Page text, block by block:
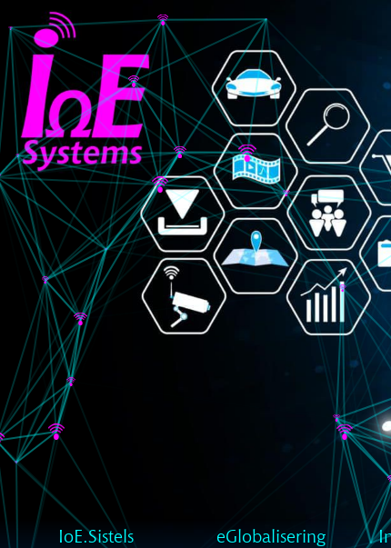
IoE.Sistels eGlobalisering